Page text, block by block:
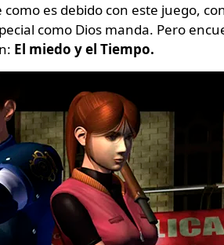
es debido con este juego,
como Dios manda. Pero
El miedo y el Tiempo.